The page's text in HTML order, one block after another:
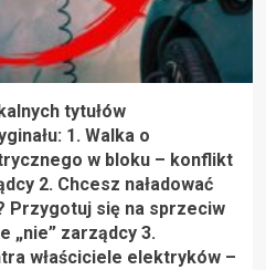
tytułów
1. Walka o
w bloku – konflikt
2. Chcesz naładować
Przygotuj się na sprzeciw
„nie” zarządcy 3.
właściciele elektryków –